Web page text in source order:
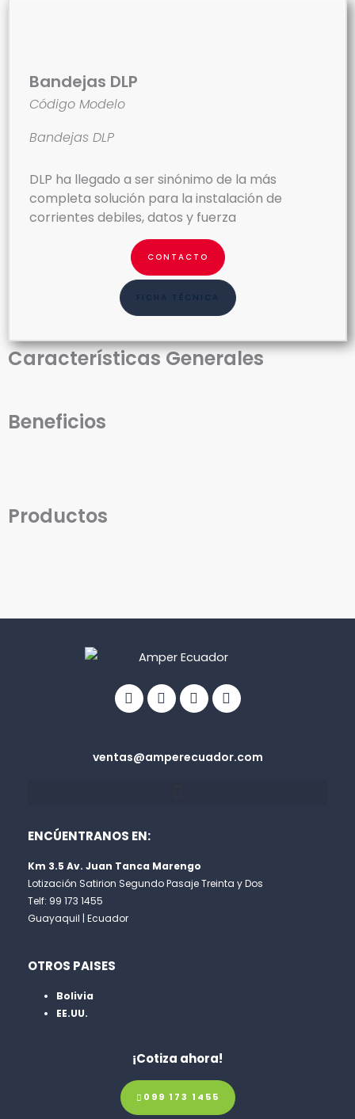
Bandejas DLP
Código Modelo
Bandejas DLP
DLP ha llegado a ser sinónimo de la más
completa solución para la instalación de
corrientes debiles, datos y fuerza
CONTACTO
FICHA TÉCNICA
Características Generales
Beneficios
Productos
circle
ventas@amperecuador.com
ENCÚENTRANOS EN:
Km 3.5 Av. Juan Tanca Marengo
Lotización Satirion Segundo Pasaje Treinta y Dos
Telf: 99 173 1455
Guayaquil | Ecuador
OTROS PAISES
Bolivia
EE.UU.
¡Cotiza ahora!
099 173 1455